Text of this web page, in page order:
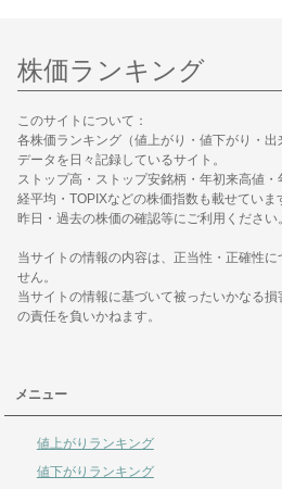
株価ランキング
このサイトについて：
各株価ランキング（値上がり・値下がり・
データを日々記録しているサイト。
ストップ高・ストップ安銘柄・年初来高値
経平均・TOPIXなどの株価指数も載せていま
昨日・過去の株価の確認等にご利用ください
当サイトの情報の内容は、正当性・正確性
せん。
当サイトの情報に基づいて被ったいかなる
の責任を負いかねます。
メニュー
値上がりランキング
値下がりランキング